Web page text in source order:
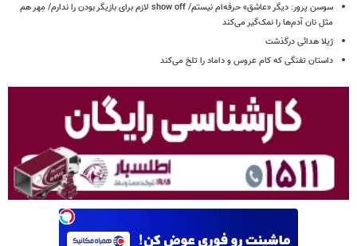
سوسن پرور: دیگر «عاشق» حرفه‌ام نیستم/ show off لازم برای بازیگر بودن را ندارم/ مِهر هم
مثل نان آدم‌ها را نمک‌گیر می‌کند
ژیلا هدائی درگذشت
داستان تفنگی که کام عروس و داماد را تلخ می‌کند